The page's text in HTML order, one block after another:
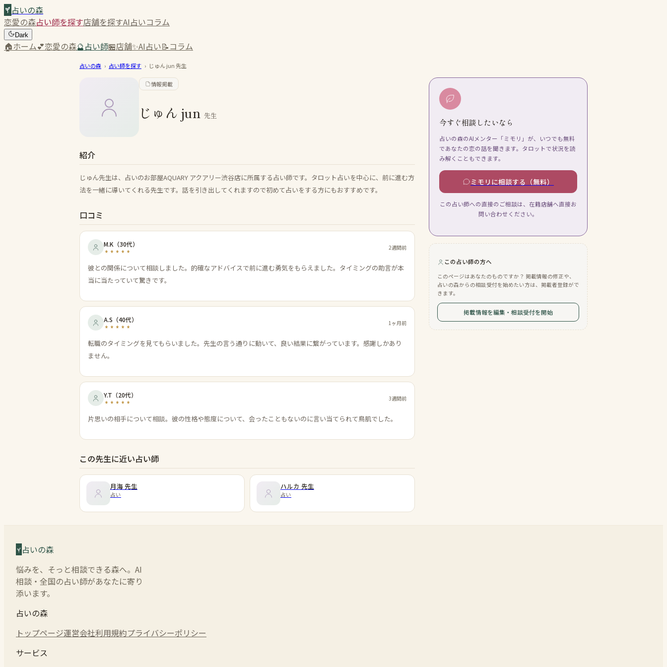
占いの森
恋愛の森占い師を探す店舗を探すAI占いコラム
Dark
🏠ホーム💕恋愛の森🔮占い師🏪店舗✨AI占い📝コラム
占いの森 › 占い師を探す › じゅん jun先生
情報掲載
じゅん jun 先生
紹介
じゅん先生は、占いのお部屋AQUARY アクアリー渋谷店に所属する占い師です。タロット占いを中心に、前に進む方
法を一緒に導いてくれる先生です。話を引き出してくれますので初めて占いをする方にもおすすめです。
口コミ
M.K （30代） 2週間前
彼との関係について相談しました。的確なアドバイスで前に進む勇気をもらえました。タイミングの助言が本
当に当たっていて驚きです。
A.S （40代） 1ヶ月前
転職のタイミングを見てもらいました。先生の言う通りに動いて、良い結果に繋がっています。感謝しかあり
ません。
Y.T （20代） 3週間前
片思いの相手について相談。彼の性格や態度について、会ったこともないのに言い当てられて鳥肌でした。
この先生に近い占い師
月海 先生
占い
ハルカ 先生
占い
今すぐ相談したいなら
占いの森のAIメンター「ミモリ」が、いつでも無料
であなたの恋の話を聞きます。タロットで状況を読
み解くこともできます。
ミモリに相談する（無料）
この占い師への直接のご相談は、在籍店舗へ直接お
問い合わせください。
この占い師の方へ
このページはあなたのものですか？ 掲載情報の修正や、
占いの森からの相談受付を始めたい方は、掲載者登録がで
きます。
掲載情報を編集・相談受付を開始
占いの森
悩みを、そっと相談できる森へ。AI
相談・全国の占い師があなたに寄り
添います。
占いの森
トップページ運営会社利用規約プライバシーポリシー
サービス